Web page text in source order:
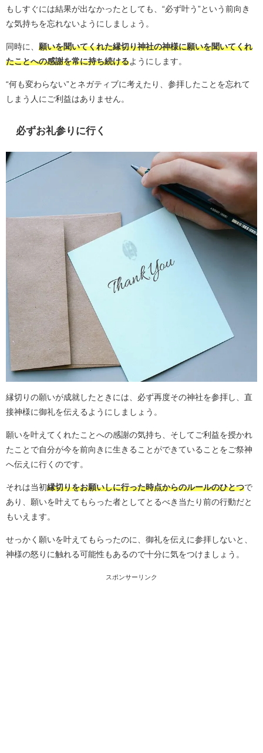
もしすぐには結果が出なかったとしても、“必ず叶う”という前向き
な気持ちを忘れないようにしましょう。
同時に、 願いを聞いてくれた縁切り神社の神様に願いを聞いてくれ
たことへの感謝を常に持ち続けるようにします。
“何も変わらない”とネガティブに考えたり、参拝したことを忘れて
しまう人にご利益はありません。
必ずお礼参りに行く
縁切りの願いが成就したときには、必ず再度その神社を参拝し、直
接神様に御礼を伝えるようにしましょう。
願いを叶えてくれたことへの感謝の気持ち、そしてご利益を授かれ
たことで自分が今を前向きに生きることができていることをご祭神
へ伝えに行くのです。
それは当初縁切りをお願いしに行った時点からのルールのひとつで
あり、願いを叶えてもらった者としてとるべき当たり前の行動だと
もいえます。
せっかく願いを叶えてもらったのに、御礼を伝えに参拝しないと、
神様の怒りに触れる可能性もあるので十分に気をつけましょう。
スポンサーリンク